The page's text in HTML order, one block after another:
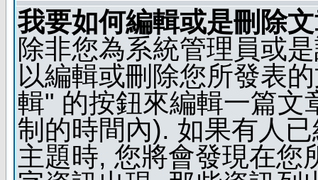
我要如何編輯或是刪除
除非您為系統管理員或
以編輯或刪除您所發表
輯" 的按鈕來編輯一篇文
制的時間內). 如果有人
主題時, 您將會發現在您